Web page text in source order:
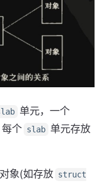
单元，一个
个 slab 单元存放
象(如存放 struct